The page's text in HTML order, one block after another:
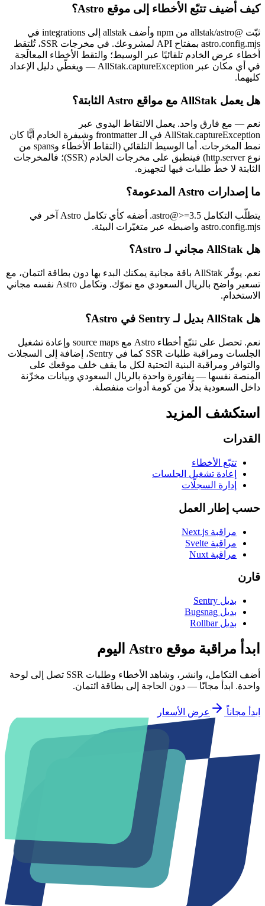
كيف أضيف تتبّع الأخطاء إلى موقع Astro؟
ثبّت @allstak/astro من npm وأضف allstak إلى integrations في
astro.config.mjs بمفتاح API لمشروعك. في مخرجات SSR، تُلتقط
أخطاء عرض الخادم تلقائيًا عبر الوسيط؛ والتقط الأخطاء المعالَجة
في أي مكان عبر AllStak.captureException — ويغطّي دليل الإعداد
كليهما.
هل يعمل AllStak مع مواقع Astro الثابتة؟
نعم — مع فارق واحد. يعمل الالتقاط اليدوي عبر
AllStak.captureException في الـ frontmatter وشيفرة الخادم أيًّا كان
نمط المخرجات. أما الوسيط التلقائي (التقاط الأخطاء وspans من
نوع http.server) فينطبق على مخرجات الخادم (SSR)؛ فالمخرجات
الثابتة لا خطّ طلبات فيها لتجهيزه.
ما إصدارات Astro المدعومة؟
يتطلّب التكامل astro@>=3.5. أضفه كأي تكامل Astro آخر في
astro.config.mjs واضبطه عبر متغيّرات البيئة.
هل AllStak مجاني لـ Astro؟
نعم. يوفّر AllStak باقة مجانية يمكنك البدء بها دون بطاقة ائتمان، مع
تسعير واضح بالريال السعودي مع نموّك. وتكامل Astro نفسه مجاني
الاستخدام.
هل AllStak بديل لـ Sentry في Astro؟
نعم. تحصل على تتبّع أخطاء Astro مع source maps وإعادة تشغيل
الجلسات ومراقبة طلبات SSR كما في Sentry، إضافة إلى السجلات
والتوافر ومراقبة البنية التحتية لكل ما يقف خلف موقعك على
المنصة نفسها — بفاتورة واحدة بالريال السعودي وبيانات مخزّنة
داخل السعودية بدلًا من كومة أدوات منفصلة.
استكشف المزيد
القدرات
تتبّع الأخطاء
إعادة تشغيل الجلسات
إدارة السجلّات
حسب إطار العمل
مراقبة Next.js
مراقبة Svelte
مراقبة Nuxt
قارن
بديل Sentry
بديل Bugsnag
بديل Rollbar
ابدأ مراقبة موقع Astro اليوم
أضف التكامل، وانشر، وشاهد الأخطاء وطلبات SSR تصل إلى لوحة
واحدة. ابدأ مجانًا — دون الحاجة إلى بطاقة ائتمان.
ابدأ مجاناً عرض الأسعار